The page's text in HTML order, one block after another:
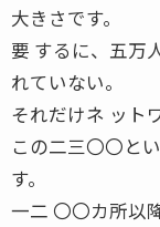
大きさです。
要 するに、五万
れていない。
それだけネ ット
この二三〇〇と
す。
一二 〇〇カ所以